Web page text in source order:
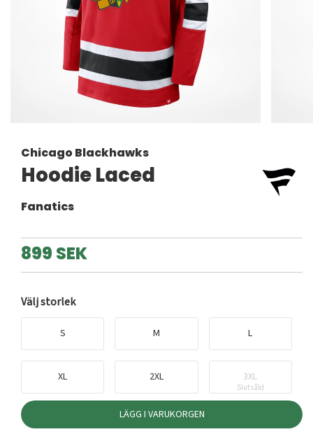
Chicago Blackhawks
Hoodie Laced
Fanatics
899 SEK
Välj storlek
S M L
XL 2XL 3XL
Slutsåld
LÄGG I VARUKORGEN